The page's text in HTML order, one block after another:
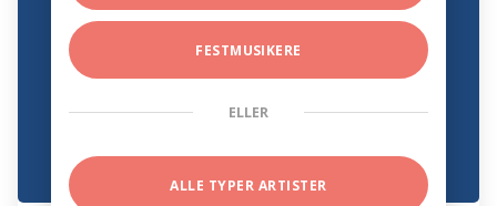
FESTMUSIKERE
ELLER
ALLE TYPER ARTISTER